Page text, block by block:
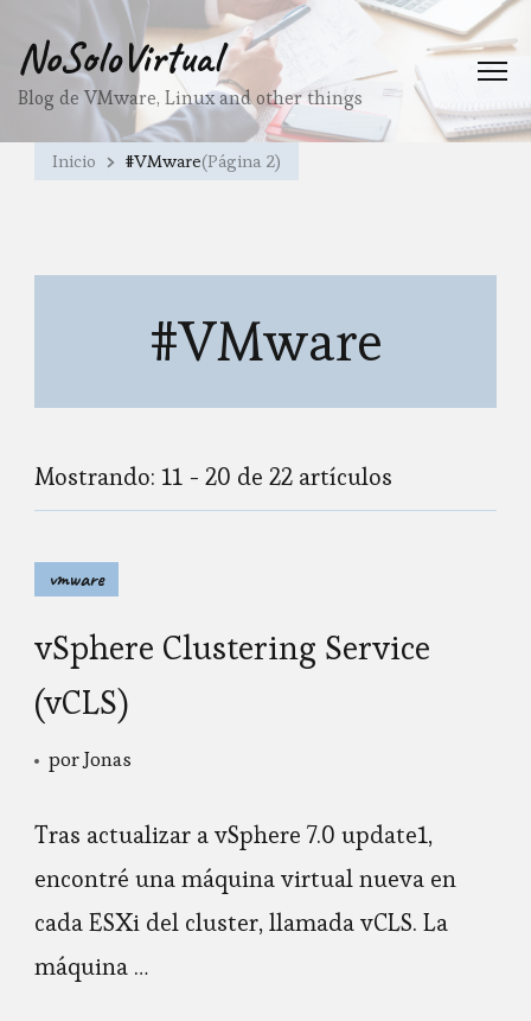
NoSoloVirtual
Blog de VMware, Linux and other things
Inicio #VMware(Página 2)
#VMware
Mostrando: 11 - 20 de 22 artículos
vmware
vSphere Clustering Service
(vCLS)
porJonas
Tras actualizar a vSphere 7.0 update1,
encontré una máquina virtual nueva en
cada ESXi del cluster, llamada vCLS. La
máquina …